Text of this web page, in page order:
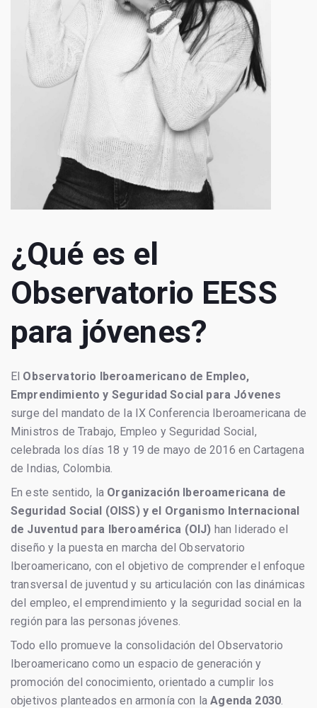
¿Qué es el
Observatorio EESS
para jóvenes?
El Observatorio Iberoamericano de Empleo,
Emprendimiento y Seguridad Social para Jóvenes
surge del mandato de la IX Conferencia Iberoamericana de
Ministros de Trabajo, Empleo y Seguridad Social,
celebrada los días 18 y 19 de mayo de 2016 en Cartagena
de Indias, Colombia.
En este sentido, la Organización Iberoamericana de
Seguridad Social (OISS) y el Organismo Internacional
de Juventud para Iberoamérica (OIJ) han liderado el
diseño y la puesta en marcha del Observatorio
Iberoamericano, con el objetivo de comprender el enfoque
transversal de juventud y su articulación con las dinámicas
del empleo, el emprendimiento y la seguridad social en la
región para las personas jóvenes.
Todo ello promueve la consolidación del Observatorio
Iberoamericano como un espacio de generación y
promoción del conocimiento, orientado a cumplir los
objetivos planteados en armonía con laAgenda 2030